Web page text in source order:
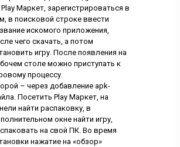
Play Маркет, зарегистрироваться в
в поисковой строке ввести
искомого приложения,
чего скачать, а потом
игру. После появления на
столе можно приступать к
процессу.
– через добавление apk-
Посетить Play Маркет, на
найти распаковку, в
окне найти игру,
на свой ПК. Во время
нажатие на «обзор»